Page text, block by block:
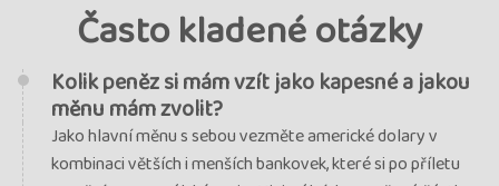
Často kladené otázky
Kolik peněz si mám vzít jako kapesné a jakou
měnu mám zvolit?
Jako hlavní měnu s sebou vezměte americké dolary v
kombinaci větších i menších bankovek, které si po příletu